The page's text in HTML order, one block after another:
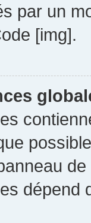
par un
[img].
dépend